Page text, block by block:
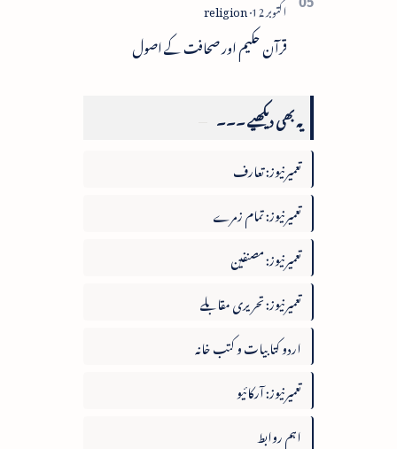
قرآن حکیم اور صحافت کے اصول
یہ بھی دیکھیے ۔۔۔
تعمیرنیوز: تعارف
تعمیرنیوز: تمام زمرے
تعمیرنیوز: مصنفین
تعمیرنیوز: تحریری مقابلے
اردو کتابیات و کتب خانہ
تعمیرنیوز: آرکائیو
اہم روابط